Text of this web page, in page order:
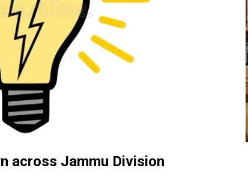
across Jammu Division